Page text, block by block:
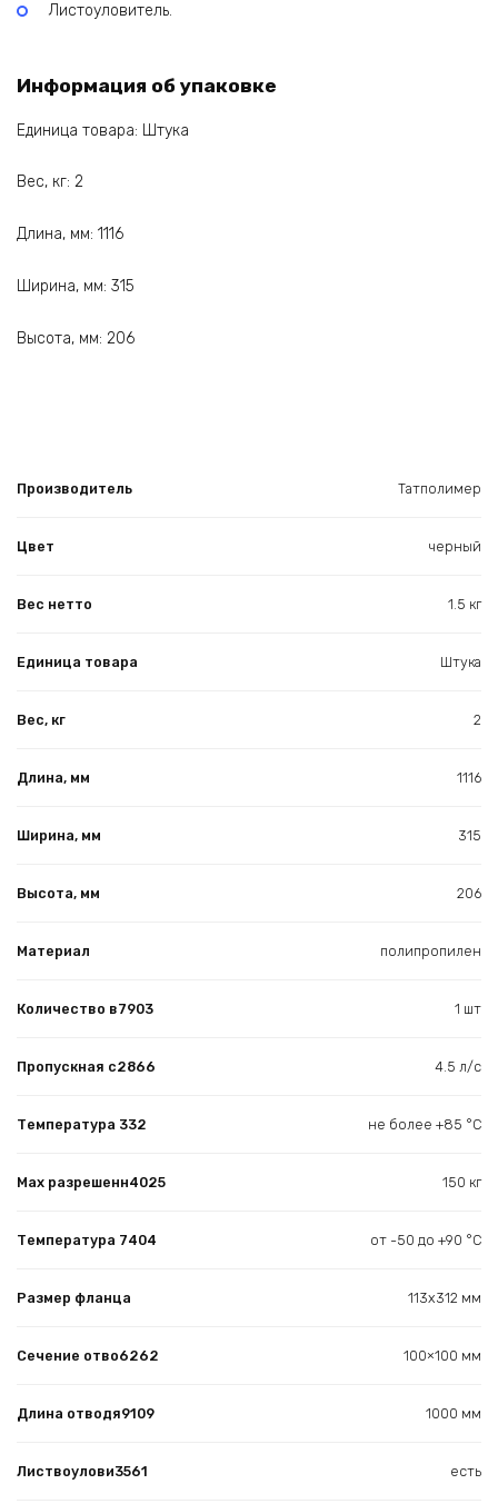
Листоуловитель.
Информация об упаковке
Единица товара: Штука
Вес, кг: 2
Длина, мм: 1116
Ширина, мм: 315
Высота, мм: 206
Производитель Татполимер
Цвет черный
Вес нетто 1.5 кг
Единица товара Штука
Вес, кг 2
Длина, мм 1116
Ширина, мм 315
Высота, мм 206
Материал полипропилен
Количество в7903 1 шт
Пропускная с2866 4.5 л/с
Температура 332 не более +85 °С
Max разрешенн4025 150 кг
Температура 7404 от -50 до +90 °С
Размер фланца 113х312 мм
Сечение отво6262 100×100 мм
Длина отводя9109 1000 мм
Листвоулови3561 есть